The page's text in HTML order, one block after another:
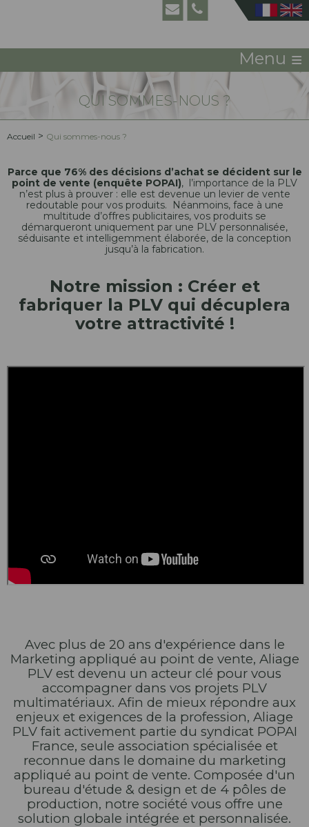
Menu ≡
QUI SOMMES-NOUS ?
Accueil > Qui sommes-nous ?
Parce que 76% des décisions d’achat se décident sur le
point de vente (enquête POPAI), l’importance de la PLV
n’est plus à prouver : elle est devenue un levier de vente
redoutable pour vos produits. Néanmoins, face à une
multitude d’offres publicitaires, vos produits se
démarqueront uniquement par une PLV personnalisée,
séduisante et intelligemment élaborée, de la conception
jusqu’à la fabrication.
Notre mission : Créer et
fabriquer la PLV qui décuplera
votre attractivité !
Avec plus de 20 ans d'expérience dans le
Marketing appliqué au point de vente, Aliage
PLV est devenu un acteur clé pour vous
accompagner dans vos projets PLV
multimatériaux. Afin de mieux répondre aux
enjeux et exigences de la profession, Aliage
PLV fait activement partie du syndicat POPAI
France, seule association spécialisée et
reconnue dans le domaine du marketing
appliqué au point de vente. Composée d'un
bureau d'étude & design et de 4 pôles de
production, notre société vous offre une
solution globale intégrée et personnalisée.